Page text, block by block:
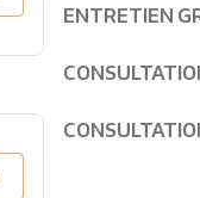
ENTRETIEN